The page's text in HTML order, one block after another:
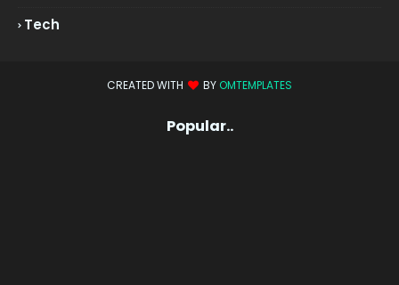
Tech
CREATED WITH BY OMTEMPLATES
Popular..